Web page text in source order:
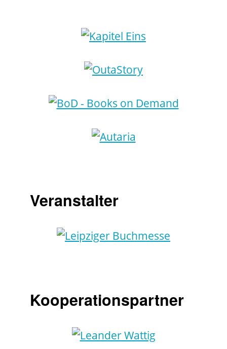
Veranstalter
Kooperationspartner